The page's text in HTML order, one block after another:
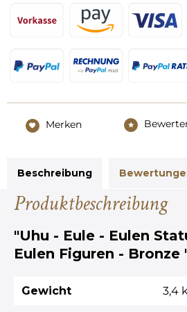
Merken
Beschreibung
Produktbeschreibung
"Uhu - Eule - Eulen
Eulen Figuren - Bronze
Gewicht 3,4